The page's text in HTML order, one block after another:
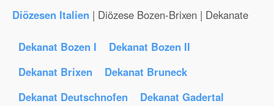
Diözesen Italien | Diözese Bozen-Brixen | Dekanate
Dekanat Bozen I
Dekanat Bozen II
Dekanat Brixen
Dekanat Bruneck
Dekanat Deutschnofen
Dekanat Gadertal